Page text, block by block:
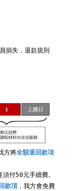
損失，退款規則
方將全額退回款項
須付50元手續費。
款項 ，我方會免費